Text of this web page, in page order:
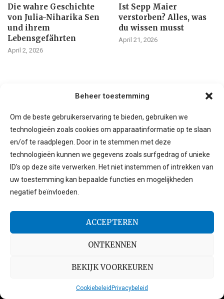
Beheer toestemming
Om de beste gebruikerservaring te bieden, gebruiken we
technologieën zoals cookies om apparaatinformatie op te slaan
en/of te raadplegen. Door in te stemmen met deze
technologieën kunnen we gegevens zoals surfgedrag of unieke
ID's op deze site verwerken. Het niet instemmen of intrekken van
uw toestemming kan bepaalde functies en mogelijkheden
negatief beïnvloeden.
ACCEPTEREN
ONTKENNEN
BEKIJK VOORKEUREN
Cookiebeleid Privacybeleid
Die wahre Geschichte
von Julia-Niharika Sen
und ihrem
Lebensgefährten
April 2, 2026
Ist Sepp Maier
verstorben? Alles, was
du wissen musst
April 21, 2026
Welkom bij Today Topics — dé plek voor de meest relevante